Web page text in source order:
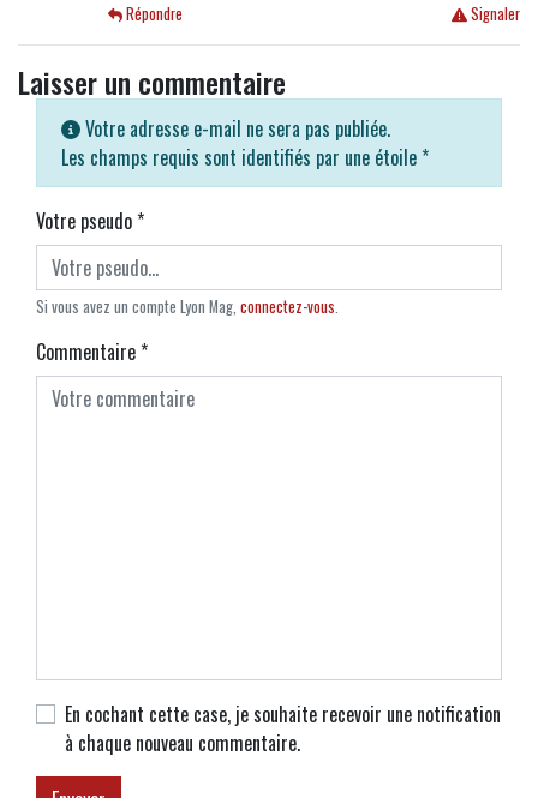
Signaler
Répondre
Laisser un commentaire
Votre adresse e-mail ne sera pas publiée.
Les champs requis sont identifiés par une étoile *
Votre pseudo*
Si vous avez un compte Lyon Mag, connectez-vous.
Commentaire*
En cochant cette case, je souhaite recevoir une notification
à chaque nouveau commentaire.